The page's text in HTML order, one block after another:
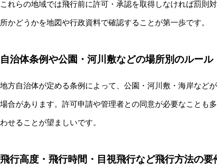
これらの地域では飛行前に許可・承認を取得しなければ罰則
所かどうかを地図や行政資料で確認することが第一歩です。
自治体条例や公園・河川敷などの場所別のルール
地方自治体が定める条例によって、公園・河川敷・海岸など
場合があります。許可申請や管理者との同意が必要なことも
わせることが望ましいです。
飛行高度・飛行時間・目視飛行など飛行方法の要